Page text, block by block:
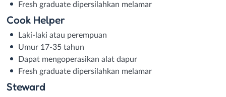
Fresh graduate dipersilahkan melamar
Cook Helper
Laki-laki atau perempuan
Umur 17-35 tahun
Dapat mengoperasikan alat dapur
Fresh graduate dipersilahkan melamar
Steward